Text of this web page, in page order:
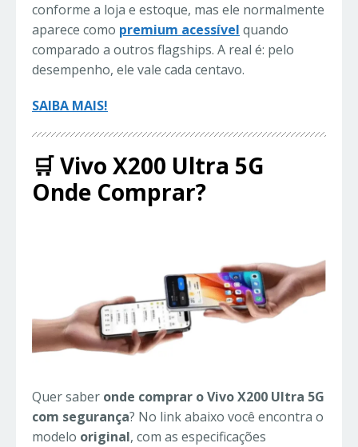
conforme a loja e estoque, mas ele normalmente
aparece como premium acessível quando
comparado a outros flagships. A real é: pelo
desempenho, ele vale cada centavo.
SAIBA MAIS!
🛒 Vivo X200 Ultra 5G
Onde Comprar?
Quer saber onde comprar o Vivo X200 Ultra 5G
com segurança? No link abaixo você encontra o
modelo original, com as especificações